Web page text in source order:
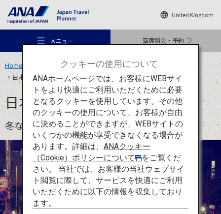
United Kingdom
メニュー 空席照会・予約
おすすめの旅
旅のアイデア
行き先
Home 旅のアイデア 特集
ANA OMATSURI TOURISM PROJECT
日本の冬の祭り6選！
日本の冬の祭り6選！
冬ならではのお祭りや伝統的な風習をご紹介。
クッキーの使用について
ANAホームページでは、お客様にWEBサイ
トをより快適にご利用いただくために必要
となるクッキーを使用しています。その他
のクッキーの使用について、お客様が自由
に決めることができますが、WEBサイトの
いくつかの機能が享受できなくなる場合が
あります。詳細は、 ANAクッキー
（Cookie）ポリシーについて
をご覧くだ
さい。 当社では、お客様の当社ウェブサイ
ト閲覧に際して、サービスを快適にご利用
いただくために以下の情報を収集しており
ます。